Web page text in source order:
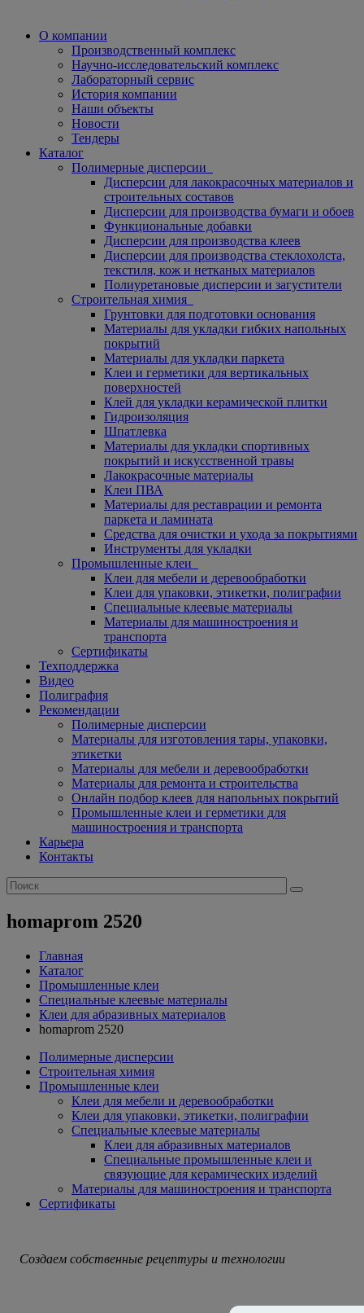
О компании
Производственный комплекс
Научно-исследовательский комплекс
Лабораторный сервис
История компании
Наши объекты
Новости
Тендеры
Каталог
Полимерные дисперсии
Дисперсии для лакокрасочных материалов и
строительных составов
Дисперсии для производства бумаги и обоев
Функциональные добавки
Дисперсии для производства клеев
Дисперсии для производства стеклохолста,
текстиля, кож и нетканых материалов
Полиуретановые дисперсии и загустители
Строительная химия
Грунтовки для подготовки основания
Материалы для укладки гибких напольных
покрытий
Материалы для укладки паркета
Клеи и герметики для вертикальных
поверхностей
Клей для укладки керамической плитки
Гидроизоляция
Шпатлевка
Материалы для укладки спортивных
покрытий и искусственной травы
Лакокрасочные материалы
Клеи ПВА
Материалы для реставрации и ремонта
паркета и ламината
Средства для очистки и ухода за покрытиями
Инструменты для укладки
Промышленные клеи
Клеи для мебели и деревообработки
Клеи для упаковки, этикетки, полиграфии
Специальные клеевые материалы
Материалы для машиностроения и
транспорта
Сертификаты
Техподдержка
Видео
Полиграфия
Рекомендации
Полимерные дисперсии
Материалы для изготовления тары, упаковки,
этикетки
Материалы для мебели и деревообработки
Материалы для ремонта и строительства
Онлайн подбор клеев для напольных покрытий
Промышленные клеи и герметики для
машиностроения и транспорта
Карьера
Контакты
homaprom 2520
Главная
Каталог
Промышленные клеи
Специальные клеевые материалы
Клеи для абразивных материалов
homaprom 2520
Полимерные дисперсии
Строительная химия
Промышленные клеи
Клеи для мебели и деревообработки
Клеи для упаковки, этикетки, полиграфии
Специальные клеевые материалы
Клеи для абразивных материалов
Специальные промышленные клеи и
связующие для керамических изделий
Материалы для машиностроения и транспорта
Сертификаты
Создаем собственные рецептуры и технологии